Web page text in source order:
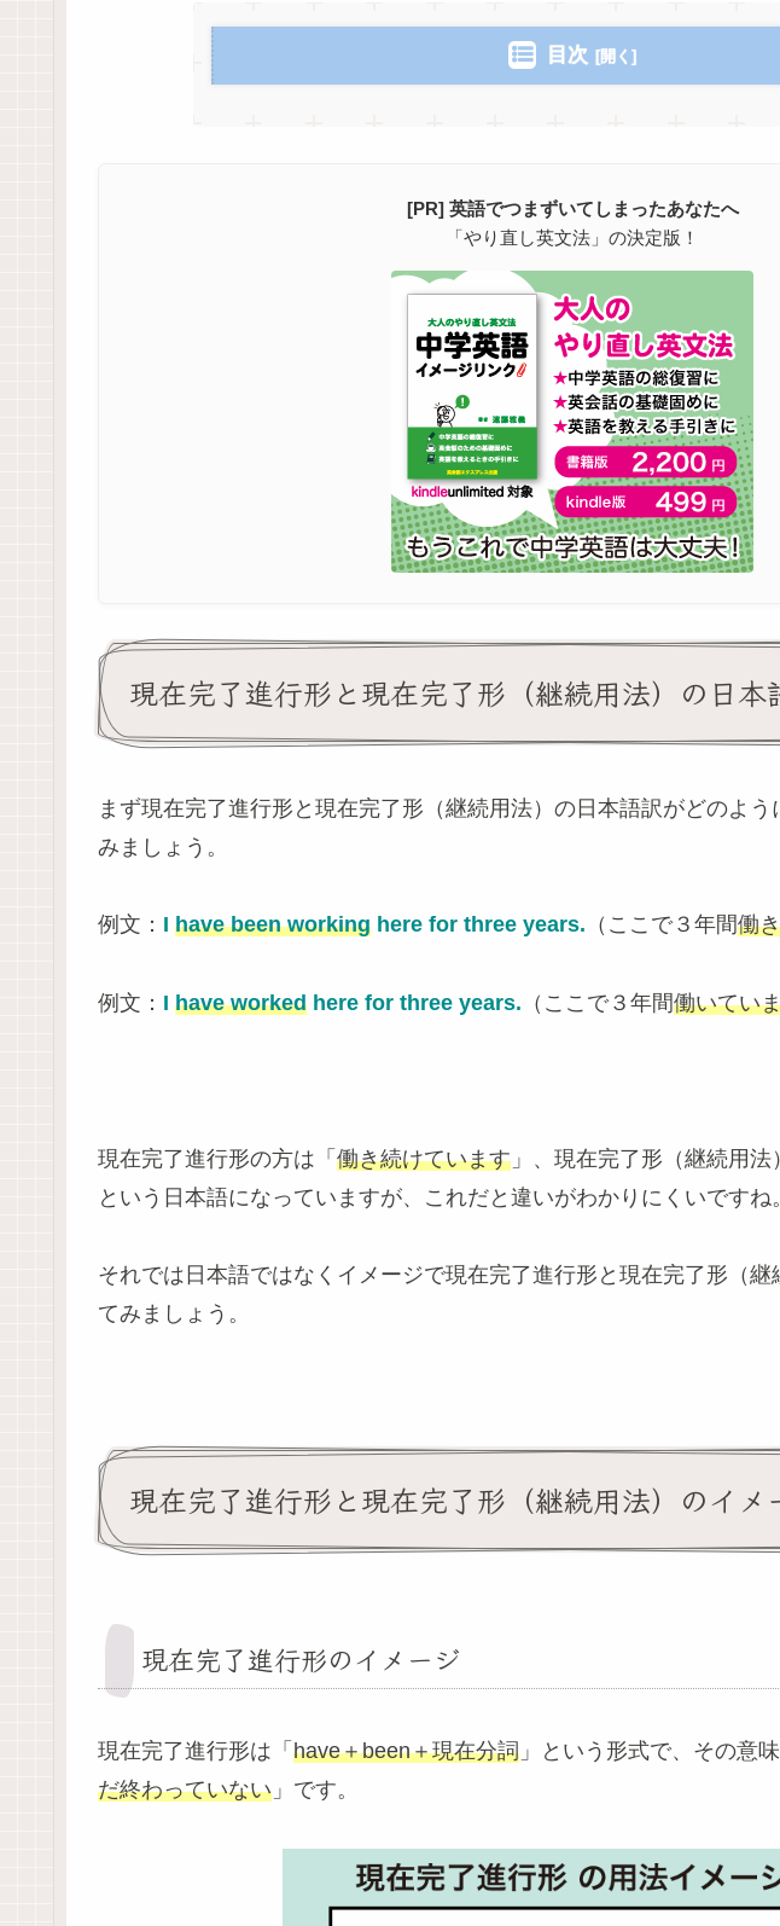
目次
[PR] 英語でつまずいてしまったあなたへ
「やり直し英文法」の決定版！
現在完了進行形と現在完了形（継続用法）の日本
まず現在完了進行形と現在完了形（継続用法）の日本語訳がどのよ
みましょう。
例文： I have been working here for three years. （ここで３年間働
例文： I have worked here for three years. （ここで３年間働いてい
現在完了進行形の方は「 働き続けています 」、現在完了形（継続用法
という日本語になっていますが、これだと違いがわかりにくいですね。
それでは日本語ではなくイメージで現在完了進行形と現在完了形（継
てみましょう。
現在完了進行形と現在完了形（継続用法）のイメ
現在完了進行形のイメージ
現在完了進行形は「 have＋been＋現在分詞 」という形式で、その意味
だ終わっていない 」です。